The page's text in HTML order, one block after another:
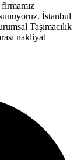
İstanbul
Taşımacılık
nakliyat